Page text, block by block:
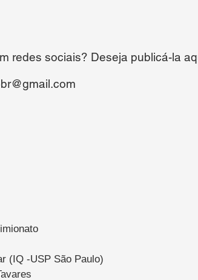
redes sociais? Deseja publicá-la
(IQ -USP São Paulo)